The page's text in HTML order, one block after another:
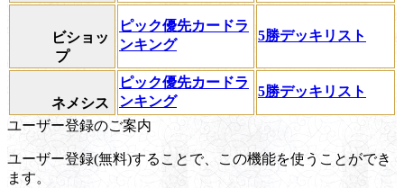
ビショッ
プ
ピック優先カードラ
ンキング
5勝デッキリスト
ネメシス
ピック優先カードラ
ンキング
5勝デッキリスト
ユーザー登録のご案内
ユーザー登録(無料)することで、この機能を使うことができ
ます。